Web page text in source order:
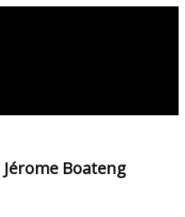
Jérome Boateng